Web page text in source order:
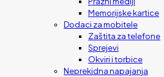
Memorijske kartice
Dodaci za mobitele
Zaštita za telefone
Sprejevi
Okviri i torbice
Neprekidna napajanja